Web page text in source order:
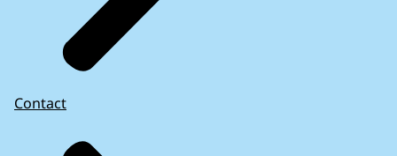
Contact